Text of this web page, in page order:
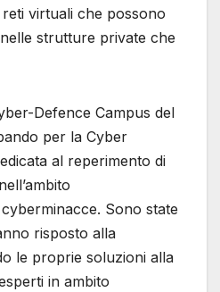
virtuali che possono
strutture private che
Defence Campus del
per la Cyber
al reperimento di
cyberminacce. Sono state
risposto alla
le proprie soluzioni alla
in ambito